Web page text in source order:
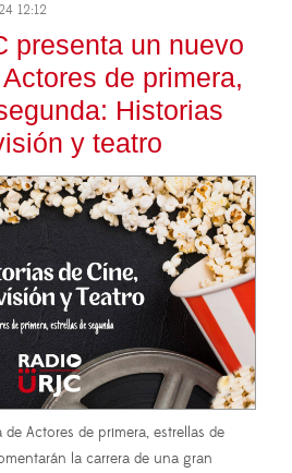
12:12
presenta un nuevo
de primera,
Historias
y teatro
Actores de primera, estrellas de
la carrera de una gran